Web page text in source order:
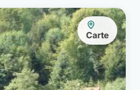
Carte